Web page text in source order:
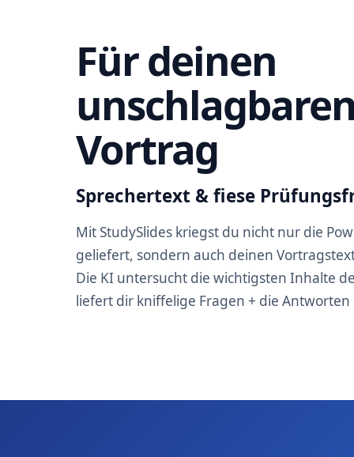
Für deinen
Vortrag
Sprechertext & fiese
Mit StudySlides kriegst du nicht nur die
geliefert, sondern auch deinen
Die KI untersucht die wichtigsten Inhalte
liefert dir kniffelige Fragen + die Antworten